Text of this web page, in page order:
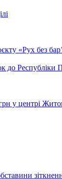
«Рух без
до Республіки
у центрі